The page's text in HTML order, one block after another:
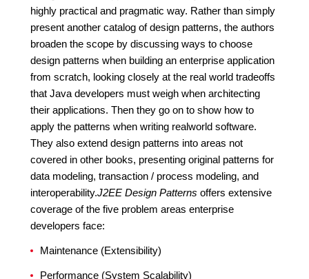
highly practical and pragmatic way. Rather than simply
present another catalog of design patterns, the authors
broaden the scope by discussing ways to choose
design patterns when building an enterprise application
from scratch, looking closely at the real world tradeoffs
that Java developers must weigh when architecting
their applications. Then they go on to show how to
apply the patterns when writing realworld software.
They also extend design patterns into areas not
covered in other books, presenting original patterns for
data modeling, transaction / process modeling, and
interoperability.J2EE Design Patterns offers extensive
coverage of the five problem areas enterprise
developers face:
Maintenance (Extensibility)
Performance (System Scalability)